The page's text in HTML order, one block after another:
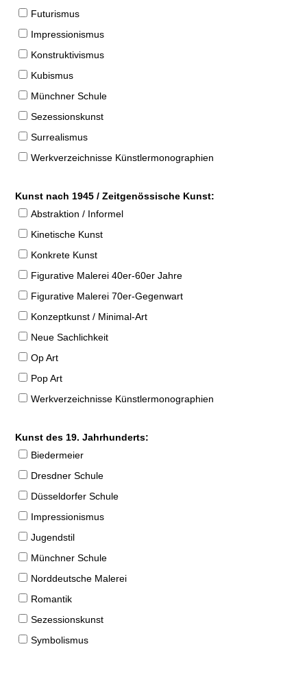
Futurismus
Impressionismus
Konstruktivismus
Kubismus
Münchner Schule
Sezessionskunst
Surrealismus
Werkverzeichnisse Künstlermonographien
Kunst nach 1945 / Zeitgenössische Kunst:
Abstraktion / Informel
Kinetische Kunst
Konkrete Kunst
Figurative Malerei 40er-60er Jahre
Figurative Malerei 70er-Gegenwart
Konzeptkunst / Minimal-Art
Neue Sachlichkeit
Op Art
Pop Art
Werkverzeichnisse Künstlermonographien
Kunst des 19. Jahrhunderts:
Biedermeier
Dresdner Schule
Düsseldorfer Schule
Impressionismus
Jugendstil
Münchner Schule
Norddeutsche Malerei
Romantik
Sezessionskunst
Symbolismus